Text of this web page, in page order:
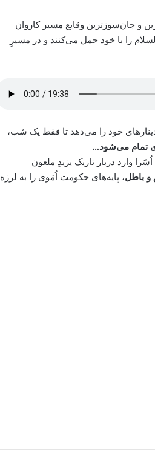
و جان‌سوزترین وقایع مسیر کاروان
را با خود حمل می‌کنند و در مسیرِ
خود را می‌دهد تا فقط یک شب،
تمام می‌شود…
وارد دربار تاریک یزیدِ ملعون
و باطل، پایه‌های حکومت اُمَوی را به لرزه